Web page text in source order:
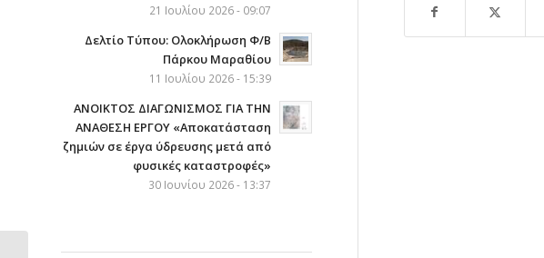
21 Ιουλίου 2026 - 09:07
Δελτίο Τύπου: Ολοκλήρωση Φ/Β
Πάρκου Μαραθίου
11 Ιουλίου 2026 - 15:39
ΑΝΟΙΚΤΟΣ ΔΙΑΓΩΝΙΣΜΟΣ ΓΙΑ ΤΗΝ
ΑΝΑΘΕΣΗ ΕΡΓΟΥ «Αποκατάσταση
ζημιών σε έργα ύδρευσης μετά από
φυσικές καταστροφές»
30 Ιουνίου 2026 - 13:37